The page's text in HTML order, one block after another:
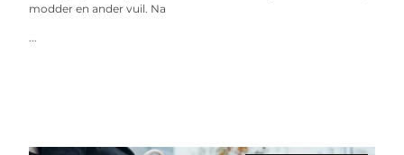
modder en ander vuil. Na
...